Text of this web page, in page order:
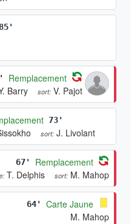
85'
Remplacement
Barry sort: V. Pajot
73'
sort: J. Livolant
67' Remplacement
T. Delphis sort: M. Mahop
64'
Carte Jaune
M. Mahop